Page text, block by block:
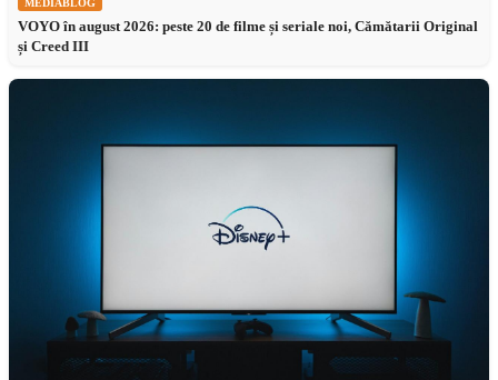
VOYO în august 2026: peste 20 de filme și seriale noi, Cămătarii Original
și Creed III